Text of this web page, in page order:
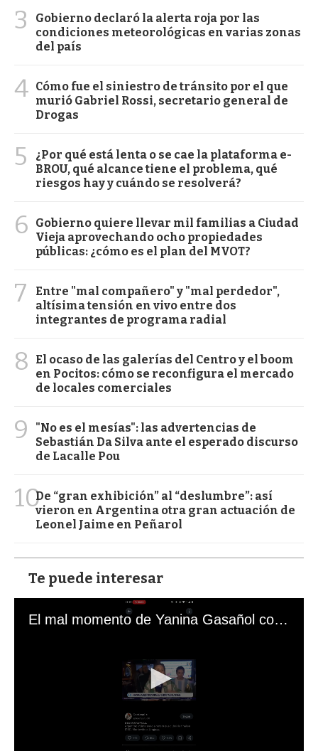
3
Gobierno declaró la alerta roja por las
condiciones meteorológicas en varias zonas
del país
4 Cómo fue el siniestro de tránsito por el que
murió Gabriel Rossi, secretario general de
Drogas
5
¿Por qué está lenta o se cae la plataforma e-
BROU, qué alcance tiene el problema, qué
riesgos hay y cuándo se resolverá?
6
Gobierno quiere llevar mil familias a Ciudad
Vieja aprovechando ocho propiedades
públicas: ¿cómo es el plan del MVOT?
7
Entre "mal compañero" y "mal perdedor",
altísima tensión en vivo entre dos
integrantes de programa radial
8
El ocaso de las galerías del Centro y el boom
en Pocitos: cómo se reconfigura el mercado
de locales comerciales
9
"No es el mesías": las advertencias de
Sebastián Da Silva ante el esperado discurso
de Lacalle Pou
10De “gran exhibición” al “deslumbre”: así
vieron en Argentina otra gran actuación de
Leonel Jaime en Peñarol
Te puede interesar
El mal momento de Yanina Gasañol con un hincha argentino en "Subrayado"